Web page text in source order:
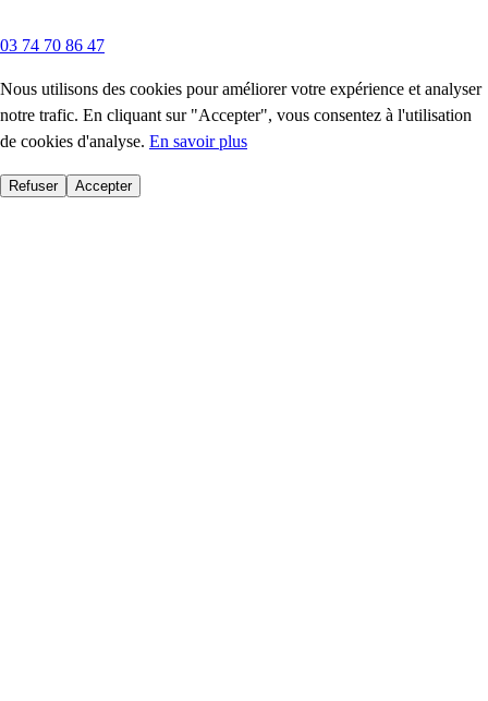
03 74 70 86 47
Nous utilisons des cookies pour améliorer votre expérience et analyser
notre trafic. En cliquant sur "Accepter", vous consentez à l'utilisation
de cookies d'analyse. En savoir plus
Refuser Accepter